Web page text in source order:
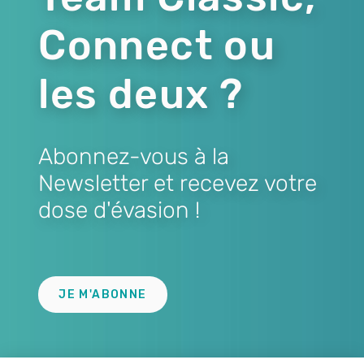
Connect ou
les deux ?
Abonnez-vous à la
Newsletter et recevez votre
dose d'évasion !
JE M'ABONNE